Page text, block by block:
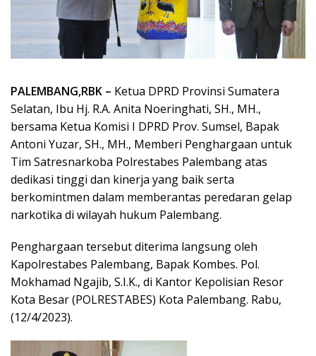
PALEMBANG,RBK – Ketua DPRD Provinsi Sumatera
Selatan, Ibu Hj. R.A. Anita Noeringhati, SH., MH.,
bersama Ketua Komisi I DPRD Prov. Sumsel, Bapak
Antoni Yuzar, SH., MH., Memberi Penghargaan untuk
Tim Satresnarkoba Polrestabes Palembang atas
dedikasi tinggi dan kinerja yang baik serta
berkomintmen dalam memberantas peredaran gelap
narkotika di wilayah hukum Palembang.
Penghargaan tersebut diterima langsung oleh
Kapolrestabes Palembang, Bapak Kombes. Pol.
Mokhamad Ngajib, S.I.K., di Kantor Kepolisian Resor
Kota Besar (POLRESTABES) Kota Palembang. Rabu,
(12/4/2023).